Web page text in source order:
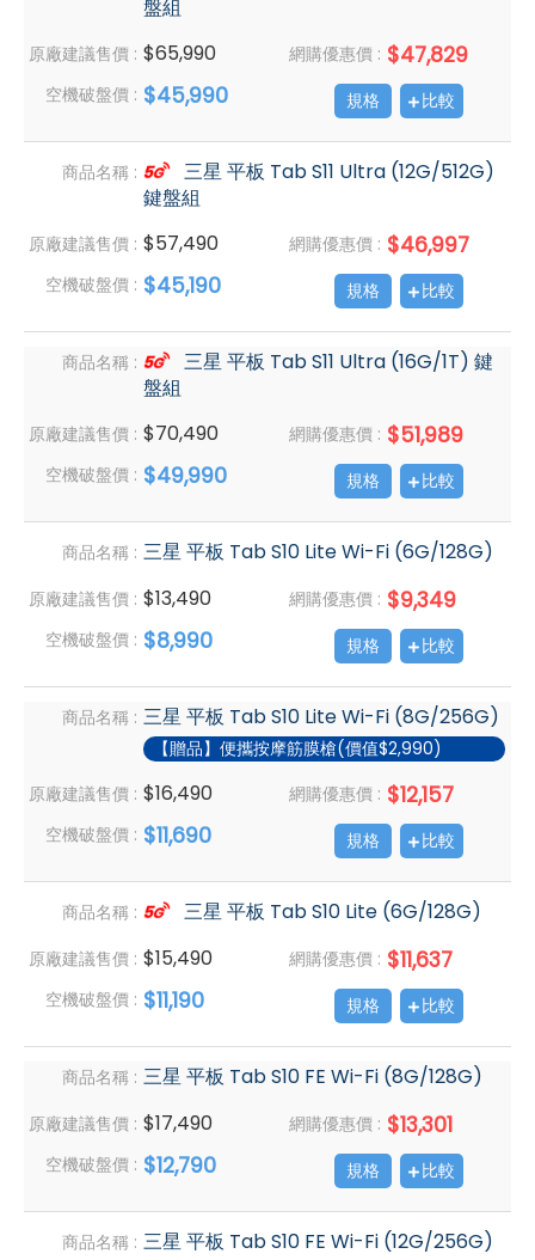
盤組
原廠建議售價 : $65,990 網購優惠價 : $47,829
空機破盤價 : $45,990 規格 比較
商品名稱 :
三星 平板 Tab S11 Ultra (12G/512G)
鍵盤組
原廠建議售價 : $57,490 網購優惠價 : $46,997
空機破盤價 : $45,190 規格 比較
商品名稱 :
三星 平板 Tab S11 Ultra (16G/1T) 鍵
盤組
原廠建議售價 : $70,490 網購優惠價 : $51,989
空機破盤價 : $49,990 規格 比較
商品名稱 : 三星 平板 Tab S10 Lite Wi-Fi (6G/128G)
原廠建議售價 : $13,490 網購優惠價 : $9,349
空機破盤價 : $8,990 規格 比較
商品名稱 : 三星 平板 Tab S10 Lite Wi-Fi (8G/256G)
【贈品】便攜按摩筋膜槍(價值$2,990)
原廠建議售價 : $16,490 網購優惠價 : $12,157
空機破盤價 : $11,690 規格 比較
商品名稱 : 三星 平板 Tab S10 Lite (6G/128G)
原廠建議售價 : $15,490 網購優惠價 : $11,637
空機破盤價 : $11,190 規格 比較
商品名稱 : 三星 平板 Tab S10 FE Wi-Fi (8G/128G)
原廠建議售價 : $17,490 網購優惠價 : $13,301
空機破盤價 : $12,790 規格 比較
商品名稱 : 三星 平板 Tab S10 FE Wi-Fi (12G/256G)